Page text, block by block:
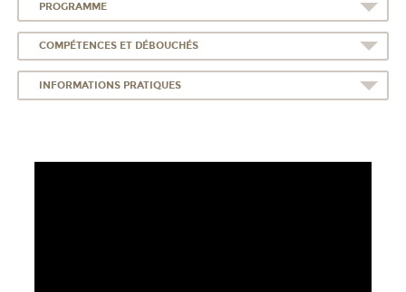
PROGRAMME
COMPÉTENCES ET DÉBOUCHÉS
INFORMATIONS PRATIQUES